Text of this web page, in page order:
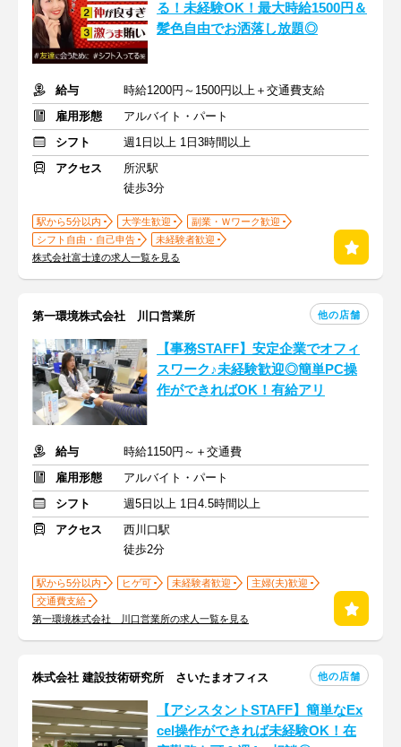
る！未経験OK！最大時給1500円＆
髪色自由でお洒落し放題◎
給与
時給1200円～1500円以上＋交通費支給
雇用形態
アルバイト・パート
シフト
週1日以上 1日3時間以上
アクセス
所沢駅
徒歩3分
駅から5分以内 大学生歓迎
副業・Ｗワーク歓迎
シフト自由・自己申告
未経験者歓迎
株式会社富士達の求人一覧を見る
第一環境株式会社 川口営業所 他の店舗
【事務STAFF】安定企業でオフィ
スワーク♪未経験歓迎◎簡単PC操
作ができればOK！有給アリ
給与
時給1150円～＋交通費
雇用形態
アルバイト・パート
シフト
週5日以上 1日4.5時間以上
アクセス
西川口駅
徒歩2分
駅から5分以内 ヒゲ可 未経験者歓迎
主婦(夫)歓迎
交通費支給
第一環境株式会社 川口営業所の求人一覧を見る
株式会社 建設技術研究所 さいたまオフィス 他の店舗
【アシスタントSTAFF】簡単なEx
cel操作ができれば未経験OK！在